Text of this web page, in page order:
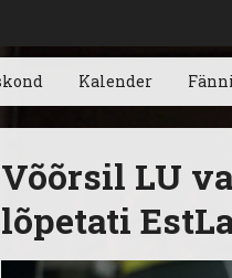
Kalender
Võõrsil LU
lõpetati